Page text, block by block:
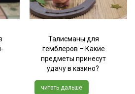
Талисманы для
гемблеров – Какие
предметы принесут
удачу в казино?
читать дальше